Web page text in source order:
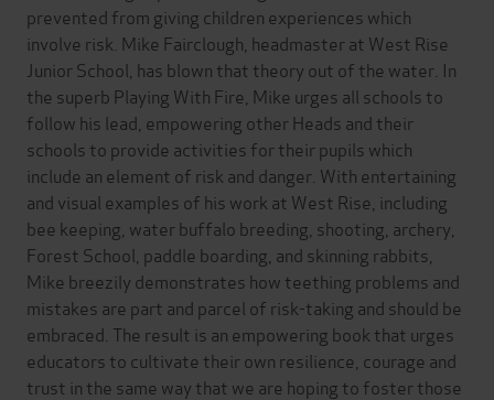
prevented from giving children experiences which
involve risk. Mike Fairclough, headmaster at West Rise
Junior School, has blown that theory out of the water. In
the superb Playing With Fire, Mike urges all schools to
follow his lead, empowering other Heads and their
schools to provide activities for their pupils which
include an element of risk and danger. With entertaining
and visual examples of his work at West Rise, including
bee keeping, water buffalo breeding, shooting, archery,
Forest School, paddle boarding, and skinning rabbits,
Mike breezily demonstrates how teething problems and
mistakes are part and parcel of risk-taking and should be
embraced. The result is an empowering book that urges
educators to cultivate their own resilience, courage and
trust in the same way that we are hoping to foster those